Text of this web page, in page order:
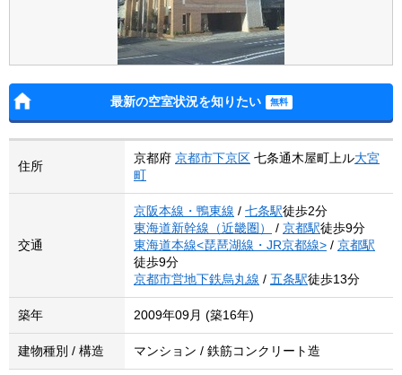
最新の空室状況を知りたい
住所
京都府 京都市下京区 七条通木屋町上ル大宮
町
交通
京阪本線・鴨東線 / 七条駅徒歩2分
東海道新幹線（近畿圏）
/ 京都駅徒歩9分
東海道本線<琵琶湖線・JR京都線> / 京都駅
徒歩9分
京都市営地下鉄烏丸線 / 五条駅徒歩13分
築年 2009年09月 (築16年)
建物種別 / 構造 マンション / 鉄筋コンクリート造